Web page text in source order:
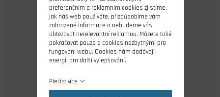
preferenčním a reklamním cookies zjistíme,
jak náš web používáte, přizpůsobíme vám
zobrazené informace a nebudeme vás
obtěžovat nerelevantní reklamou. Můžete také
pokračovat pouze s cookies nezbytnými pro
fungování webu. Cookies nám dodávají
energii pro další vylepšování.
Přečíst více